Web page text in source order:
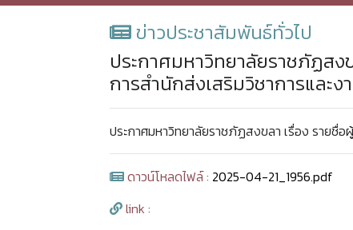
ข่าวประชาสัมพันธ์ทั่วไป
ประกาศมหาวิทยาลัยราชภัฏสง
การสำนักส่งเสริมวิชาการและง
ประกาศมหาวิทยาลัยราชภัฏสงขลา เรื่อง รายชื่อ
ดาวน์โหลดไฟล์ : 2025-04-21_1956.pdf
link :